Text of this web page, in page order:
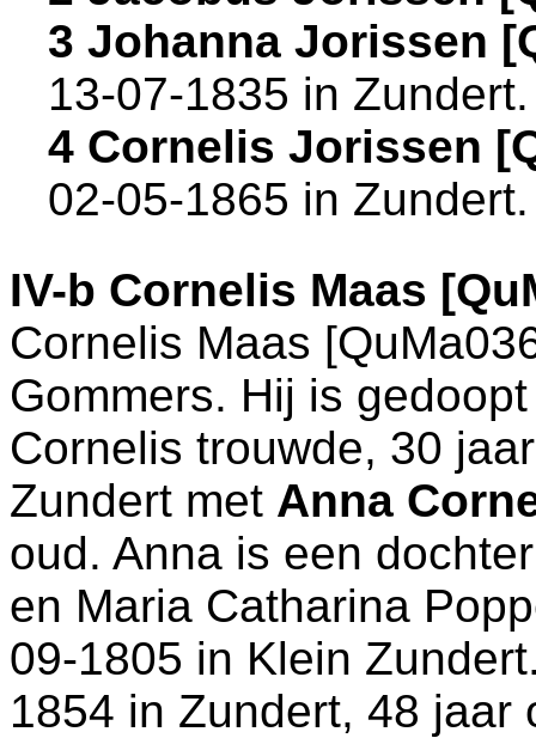
3 Johanna Jorissen
13-07-1835 in Zundert
4 Cornelis Jorissen
02-05-1865 in Zundert
IV-b Cornelis Maas
Cornelis Maas
Gommers. Hij is
Cornelis trouwde, 30
Zundert met Anna
oud. Anna is een
en Maria Catharina
09-1805 in Klein Zundert
1854 in Zundert, 48 jaar